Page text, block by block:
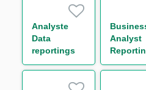
Analyste
Data
reportings
réglementaires
Analyst